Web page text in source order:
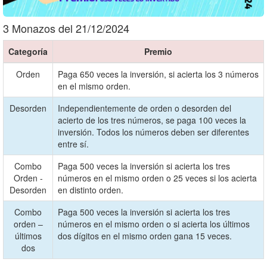
3 Monazos del 21/12/2024
Categoría
Premio
Orden
Paga 650 veces la inversión, si acierta los 3 números
en el mismo orden.
Desorden
Independientemente de orden o desorden del
acierto de los tres números, se paga 100 veces la
inversión. Todos los números deben ser diferentes
entre sí.
Combo
Orden -
Desorden
Paga 500 veces la inversión si acierta los tres
números en el mismo orden o 25 veces si los acierta
en distinto orden.
Combo
orden –
últimos
dos
Paga 500 veces la inversión si acierta los tres
números en el mismo orden o si acierta los últimos
dos dígitos en el mismo orden gana 15 veces.